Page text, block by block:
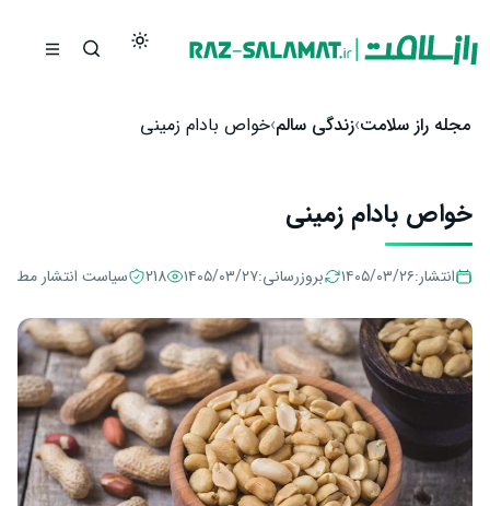
مجله راز سلامت زندگی سالم خواص بادام زمینی
خواص بادام زمینی
انتشار:۱۴۰۵/۰۳/۲۶ بروزرسانی:۱۴۰۵/۰۳/۲۷ 218 سیاست انتشار